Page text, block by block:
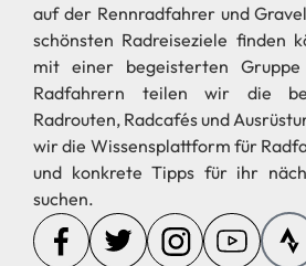
auf der Rennradfahrer und
schönsten Radreiseziele finden
mit einer begeisterten Gruppe
Radfahrern teilen wir die
Radrouten, Radcafés und
wir die Wissensplattform für
und konkrete Tipps für ihr
suchen.